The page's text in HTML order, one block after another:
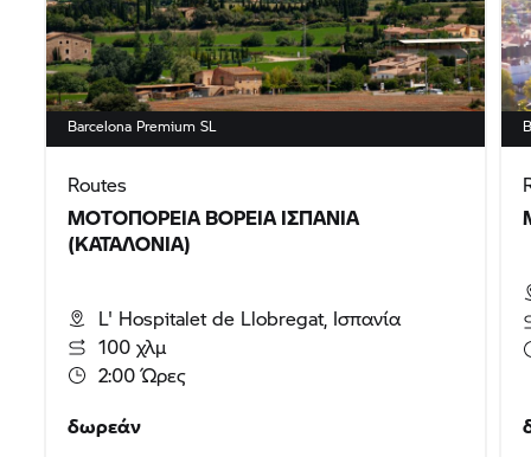
Barcelona Premium SL
Routes
ΜΟΤΟΠΟΡΕΊΑ ΒΌΡΕΙΑ ΙΣΠΑΝΊΑ
(ΚΑΤΑΛΟΝΊΑ)
L' Hospitalet de Llobregat, Ισπανία
100 χλμ
2:00 Ώρες
δωρεάν